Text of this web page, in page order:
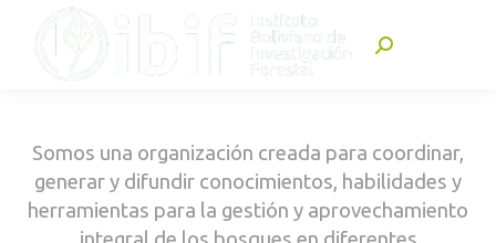
Buscar:
Somos una organización creada para coordinar,
generar y difundir conocimientos, habilidades y
herramientas para la gestión y aprovechamiento